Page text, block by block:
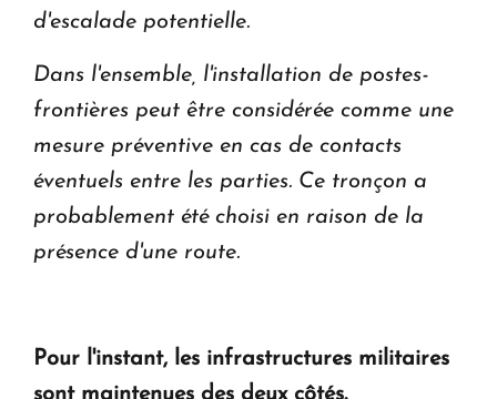
d'escalade potentielle.
Dans l'ensemble, l'installation de postes-
frontières peut être considérée comme une
mesure préventive en cas de contacts
éventuels entre les parties. Ce tronçon a
probablement été choisi en raison de la
présence d'une route.
Pour l'instant, les infrastructures militaires